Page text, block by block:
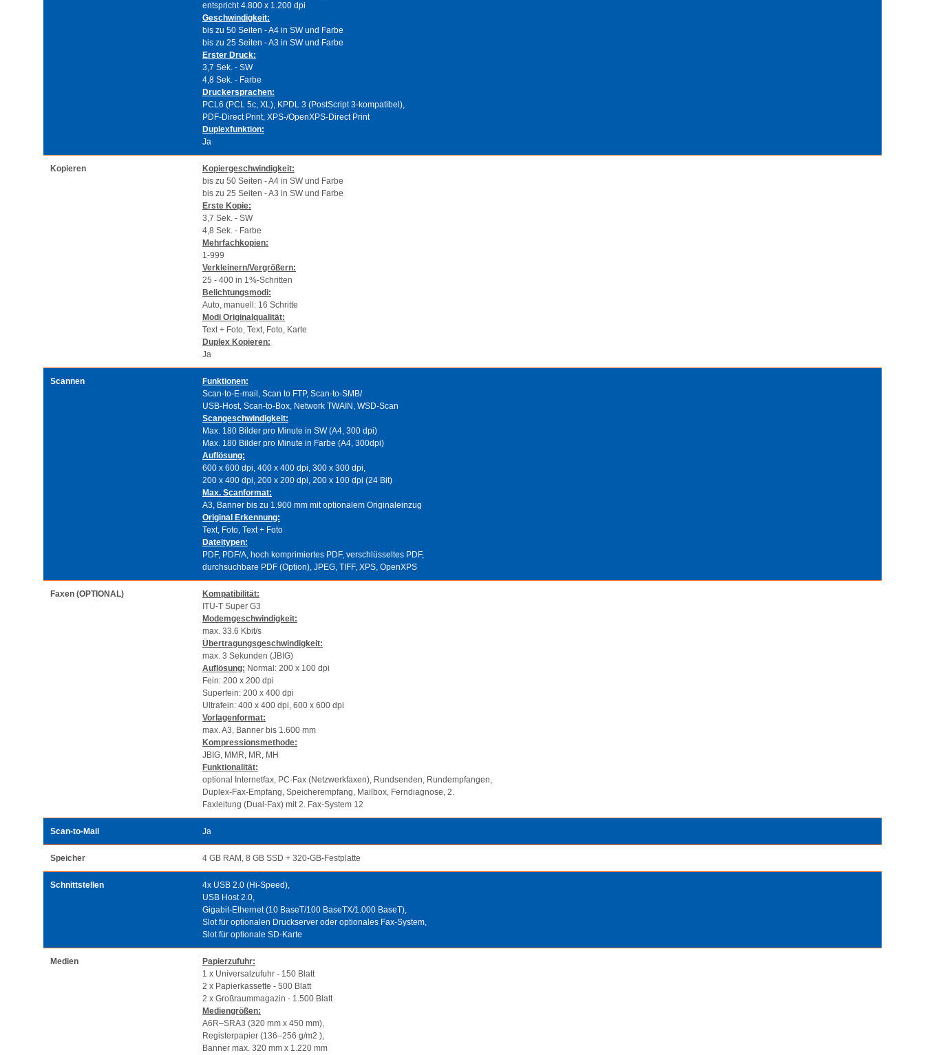
entspricht 4.800 x 1.200 dpi
Geschwindigkeit:
bis zu 50 Seiten - A4 in SW und Farbe
bis zu 25 Seiten - A3 in SW und Farbe
Erster Druck:
3,7 Sek. - SW
4,8 Sek. - Farbe
Druckersprachen:
PCL6 (PCL 5c, XL), KPDL 3 (PostScript 3-kompatibel),
PDF-Direct Print, XPS-/OpenXPS-Direct Print
Duplexfunktion:
Ja
Kopieren
Kopiergeschwindigkeit:
bis zu 50 Seiten - A4 in SW und Farbe
bis zu 25 Seiten - A3 in SW und Farbe
Erste Kopie:
3,7 Sek. - SW
4,8 Sek. - Farbe
Mehrfachkopien:
1-999
Verkleinern/Vergrößern:
25 - 400 in 1%-Schritten
Belichtungsmodi:
Auto, manuell: 16 Schritte
Modi Originalqualität:
Text + Foto, Text, Foto, Karte
Duplex Kopieren:
Ja
Scannen
Funktionen:
Scan-to-E-mail, Scan to FTP, Scan-to-SMB/
USB-Host, Scan-to-Box, Network TWAIN, WSD-Scan
Scangeschwindigkeit:
Max. 180 Bilder pro Minute in SW (A4, 300 dpi)
Max. 180 Bilder pro Minute in Farbe (A4, 300dpi)
Auflösung:
600 x 600 dpi, 400 x 400 dpi, 300 x 300 dpi,
200 x 400 dpi, 200 x 200 dpi, 200 x 100 dpi (24 Bit)
Max. Scanformat:
A3, Banner bis zu 1.900 mm mit optionalem Originaleinzug
Original Erkennung:
Text, Foto, Text + Foto
Dateitypen:
PDF, PDF/A, hoch komprimiertes PDF, verschlüsseltes PDF,
durchsuchbare PDF (Option), JPEG, TIFF, XPS, OpenXPS
Faxen (OPTIONAL)
Kompatibilität:
ITU-T Super G3
Modemgeschwindigkeit:
max. 33.6 Kbit/s
Übertragungsgeschwindigkeit:
max. 3 Sekunden (JBIG)
Auflösung: Normal: 200 x 100 dpi
Fein: 200 x 200 dpi
Superfein: 200 x 400 dpi
Ultrafein: 400 x 400 dpi, 600 x 600 dpi
Vorlagenformat:
max. A3, Banner bis 1.600 mm
Kompressionsmethode:
JBIG, MMR, MR, MH
Funktionalität:
optional Internetfax, PC-Fax (Netzwerkfaxen), Rundsenden, Rundempfangen,
Duplex-Fax-Empfang, Speicherempfang, Mailbox, Ferndiagnose, 2.
Faxleitung (Dual-Fax) mit 2. Fax-System 12
Scan-to-Mail Ja
Speicher 4 GB RAM, 8 GB SSD + 320-GB-Festplatte
Schnittstellen
4x USB 2.0 (Hi-Speed),
USB Host 2.0,
Gigabit-Ethernet (10 BaseT/100 BaseTX/1.000 BaseT),
Slot für optionalen Druckserver oder optionales Fax-System,
Slot für optionale SD-Karte
Medien
Papierzufuhr:
1 x Universalzufuhr - 150 Blatt
2 x Papierkassette - 500 Blatt
2 x Großraummagazin - 1.500 Blatt
Mediengrößen:
A6R–SRA3 (320 mm x 450 mm),
Registerpapier (136–256 g/m2 ),
Banner max. 320 mm x 1.220 mm